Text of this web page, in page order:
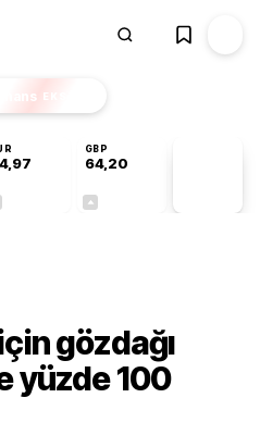
Finans EKSTRA
GBP
64,20
gözdağı
yüzde 100